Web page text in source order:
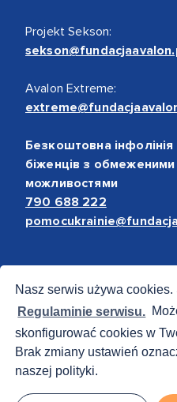
Nasz serwis używa cookies.
Regulaminie serwisu.
skonfigurować cookies w
Brak zmiany ustawień
naszej polityki.
Projekt Sekson:
Avalon Extreme:
Безкоштовна
біженців з обмеженими
можливостями
790 688 222
Bezpieczne płatności